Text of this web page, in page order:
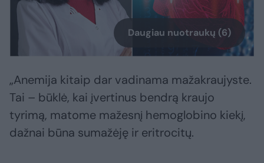
Daugiau nuotraukų (6)
„Anemija kitaip dar vadinama mažakraujyste.
Tai – būklė, kai įvertinus bendrą kraujo
tyrimą, matome mažesnį hemoglobino kiekį,
dažnai būna sumažėję ir eritrocitų.